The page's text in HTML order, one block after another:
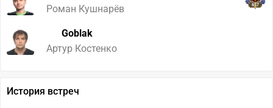
Роман Кушнарёв
657
Goblak
Артур Костенко
История встреч